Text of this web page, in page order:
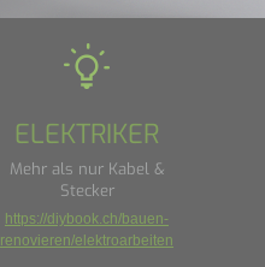
ELEKTRIKER
Mehr als nur Kabel &
Stecker
https://diybook.ch/bauen-
renovieren/elektroarbeiten